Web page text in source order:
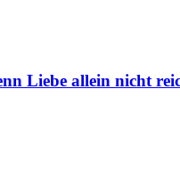
Liebe allein nicht